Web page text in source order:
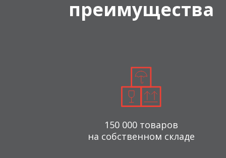
преимущества
150 000 товаров
на собственном складе